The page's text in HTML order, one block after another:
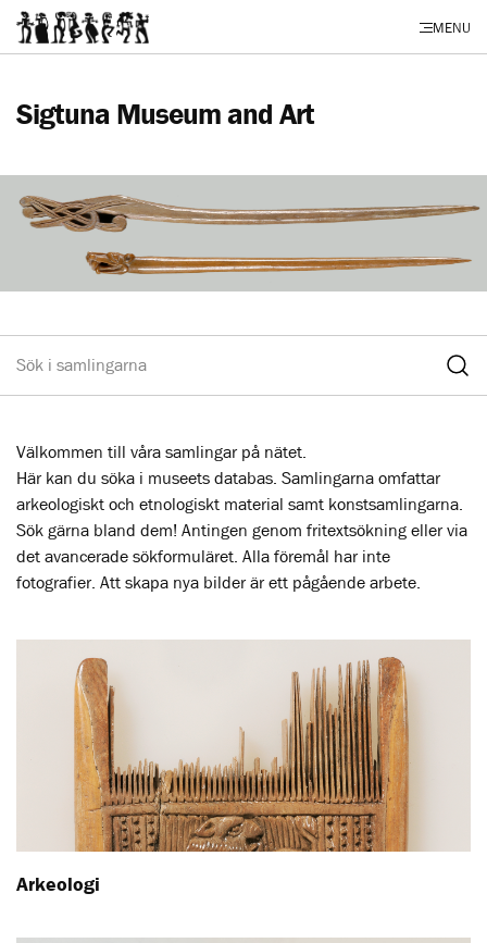
MENU
Sigtuna Museum and Art
Välkommen till våra samlingar på nätet.
Här kan du söka i museets databas. Samlingarna omfattar
arkeologiskt och etnologiskt material samt konstsamlingarna.
Sök gärna bland dem! Antingen genom fritextsökning eller via
det avancerade sökformuläret. Alla föremål har inte
fotografier. Att skapa nya bilder är ett pågående arbete.
Arkeologi